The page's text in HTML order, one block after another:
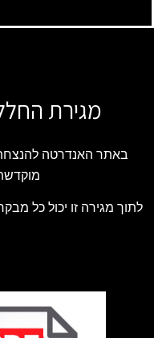
מגירת
באתר האנדרטה
לתוך מגירה זו יכול כל